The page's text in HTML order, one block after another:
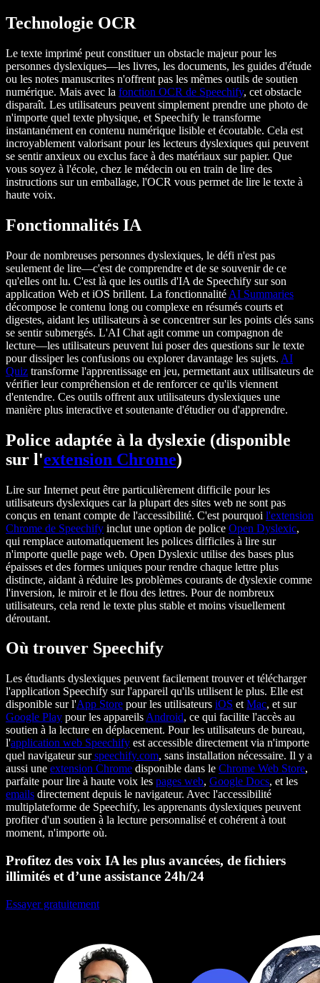
Technologie OCR
Le texte imprimé peut constituer un obstacle majeur pour les
personnes dyslexiques—les livres, les documents, les guides d'étude
ou les notes manuscrites n'offrent pas les mêmes outils de soutien
numérique. Mais avec la fonction OCR de Speechify, cet obstacle
disparaît. Les utilisateurs peuvent simplement prendre une photo de
n'importe quel texte physique, et Speechify le transforme
instantanément en contenu numérique lisible et écoutable. Cela est
incroyablement valorisant pour les lecteurs dyslexiques qui peuvent
se sentir anxieux ou exclus face à des matériaux sur papier. Que
vous soyez à l'école, chez le médecin ou en train de lire des
instructions sur un emballage, l'OCR vous permet de lire le texte à
haute voix.
Fonctionnalités IA
Pour de nombreuses personnes dyslexiques, le défi n'est pas
seulement de lire—c'est de comprendre et de se souvenir de ce
qu'elles ont lu. C'est là que les outils d'IA de Speechify sur son
application Web et iOS brillent. La fonctionnalité AI Summaries
décompose le contenu long ou complexe en résumés courts et
digestes, aidant les utilisateurs à se concentrer sur les points clés sans
se sentir submergés. L'AI Chat agit comme un compagnon de
lecture—les utilisateurs peuvent lui poser des questions sur le texte
pour dissiper les confusions ou explorer davantage les sujets. AI
Quiz transforme l'apprentissage en jeu, permettant aux utilisateurs de
vérifier leur compréhension et de renforcer ce qu'ils viennent
d'entendre. Ces outils offrent aux utilisateurs dyslexiques une
manière plus interactive et soutenante d'étudier ou d'apprendre.
Police adaptée à la dyslexie (disponible
sur l'extension Chrome)
Lire sur Internet peut être particulièrement difficile pour les
utilisateurs dyslexiques car la plupart des sites web ne sont pas
conçus en tenant compte de l'accessibilité. C'est pourquoi l'extension
Chrome de Speechify inclut une option de police Open Dyslexic,
qui remplace automatiquement les polices difficiles à lire sur
n'importe quelle page web. Open Dyslexic utilise des bases plus
épaisses et des formes uniques pour rendre chaque lettre plus
distincte, aidant à réduire les problèmes courants de dyslexie comme
l'inversion, le miroir et le flou des lettres. Pour de nombreux
utilisateurs, cela rend le texte plus stable et moins visuellement
déroutant.
Où trouver Speechify
Les étudiants dyslexiques peuvent facilement trouver et télécharger
l'application Speechify sur l'appareil qu'ils utilisent le plus. Elle est
disponible sur l'App Store pour les utilisateurs iOS et Mac, et sur
Google Play pour les appareils Android, ce qui facilite l'accès au
soutien à la lecture en déplacement. Pour les utilisateurs de bureau,
l'application web Speechify est accessible directement via n'importe
quel navigateur sur speechify.com, sans installation nécessaire. Il y a
aussi une extension Chrome disponible dans le Chrome Web Store,
parfaite pour lire à haute voix les pages web, Google Docs, et les
emails directement depuis le navigateur. Avec l'accessibilité
multiplateforme de Speechify, les apprenants dyslexiques peuvent
profiter d'un soutien à la lecture personnalisé et cohérent à tout
moment, n'importe où.
Profitez des voix IA les plus avancées, de fichiers
illimités et d’une assistance 24h/24
Essayer gratuitement